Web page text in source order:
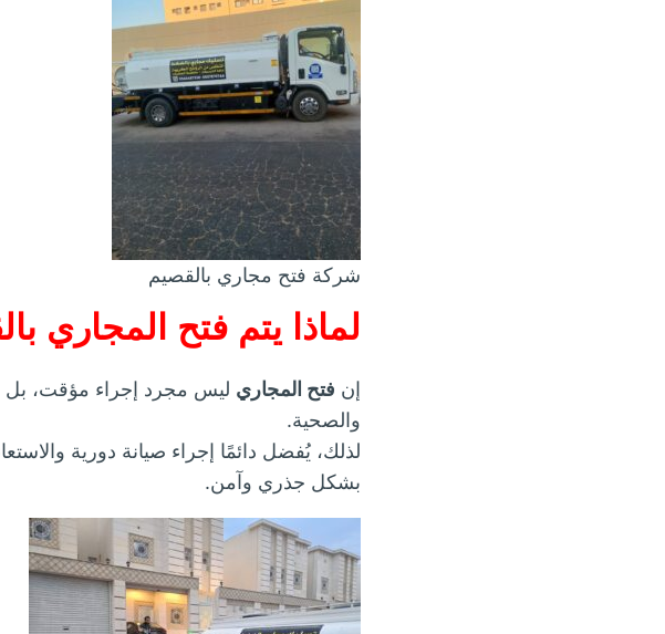
شركة فتح مجاري بالقصيم
لماذا يتم فتح المجاري
إن فتح المجاري ليس مجرد إجراء مؤقت، بل
والصحية.
لذلك، يُفضل دائمًا إجراء صيانة دورية
بشكل جذري وآمن.